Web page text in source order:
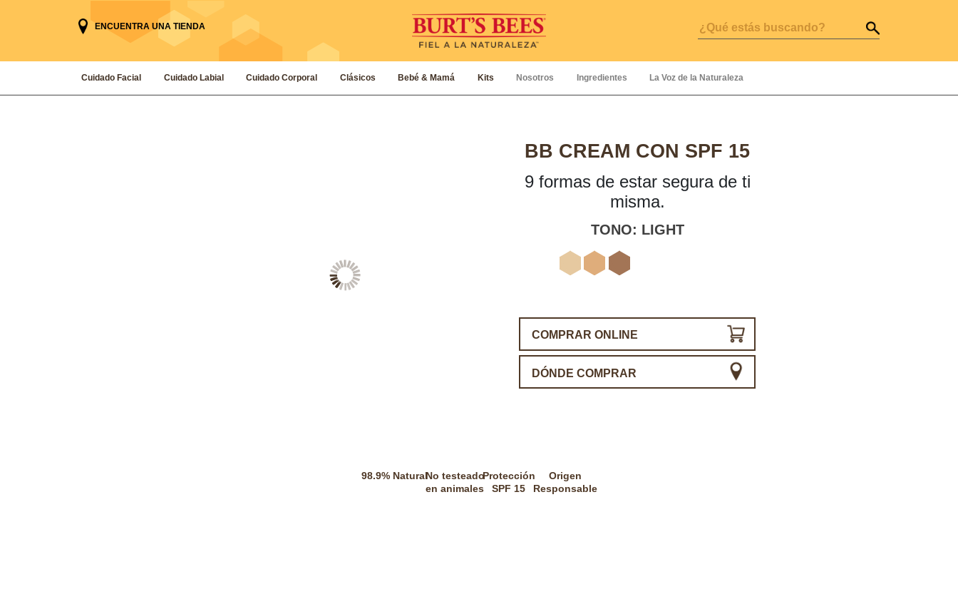
ENCUENTRA UNA TIENDA
Cuidado Facial Cuidado Labial Cuidado Corporal Clásicos Bebé & Mamá Kits Nosotros Ingredientes La Voz de la Naturaleza
BB CREAM CON SPF 15
9 formas de estar segura de ti
misma.
TONO: LIGHT
COMPRAR ONLINE
DÓNDE COMPRAR
98.9% NaturalNo testeado
en animales
Protección
SPF 15
Origen
Responsable